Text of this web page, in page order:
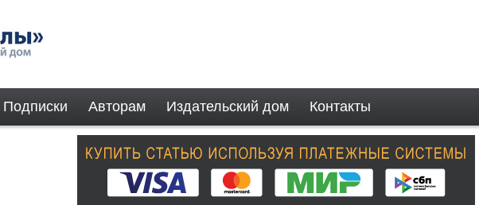
Подписки Авторам Издательский дом Контакты